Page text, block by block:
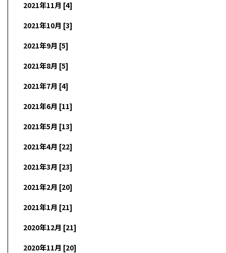
2021年11月 [4]
2021年10月 [3]
2021年9月 [5]
2021年8月 [5]
2021年7月 [4]
2021年6月 [11]
2021年5月 [13]
2021年4月 [22]
2021年3月 [23]
2021年2月 [20]
2021年1月 [21]
2020年12月 [21]
2020年11月 [20]